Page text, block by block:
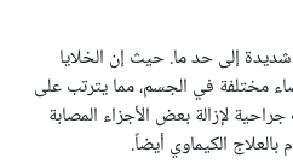
إلى حد ما. حيث إن الخلايا
مختلفة في الجسم، مما يترتب على
لإزالة بعض الأجزاء المصابة
الكيماوي أيضاً.